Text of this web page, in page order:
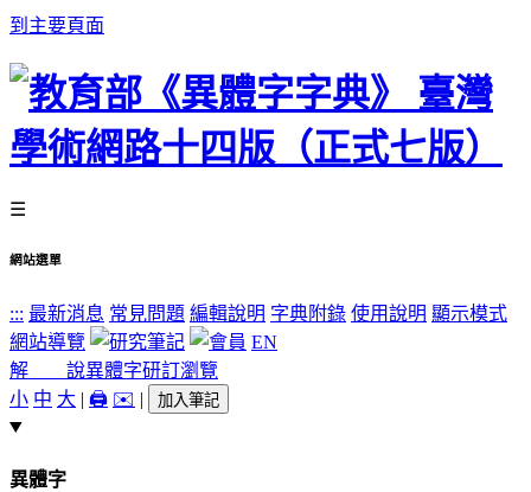
到主要頁面
☰
網站選單
::: 最新消息 常見問題 編輯說明 字典附錄 使用說明 顯示模式
網站導覽
EN
解 說異體字研訂瀏覽
小 中 大 | 🖨️ ✉️ | 加入筆記
異體字